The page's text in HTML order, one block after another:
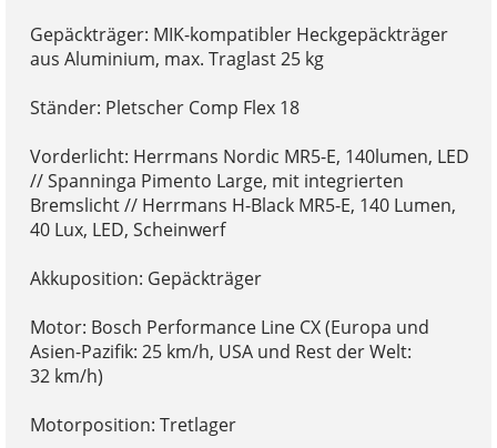
Gepäckträger: MIK-kompatibler Heckgepäckträger
aus Aluminium, max. Traglast 25 kg
Ständer: Pletscher Comp Flex 18
Vorderlicht: Herrmans Nordic MR5-E, 140lumen, LED
// Spanninga Pimento Large, mit integrierten
Bremslicht // Herrmans H-Black MR5-E, 140 Lumen,
40 Lux, LED, Scheinwerf
Akkuposition: Gepäckträger
Motor: Bosch Performance Line CX (Europa und
Asien-Pazifik: 25 km/h, USA und Rest der Welt:
32 km/h)
Motorposition: Tretlager